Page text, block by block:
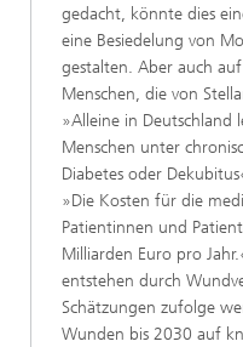
gedacht, könnte dies
eine Besiedelung von
gestalten. Aber auch
Menschen, die von
»Alleine in Deutschland
Menschen unter
Diabetes oder
»Die Kosten für die
Patientinnen und
Milliarden Euro pro
entstehen durch
Schätzungen zufolge
Wunden bis 2030 auf